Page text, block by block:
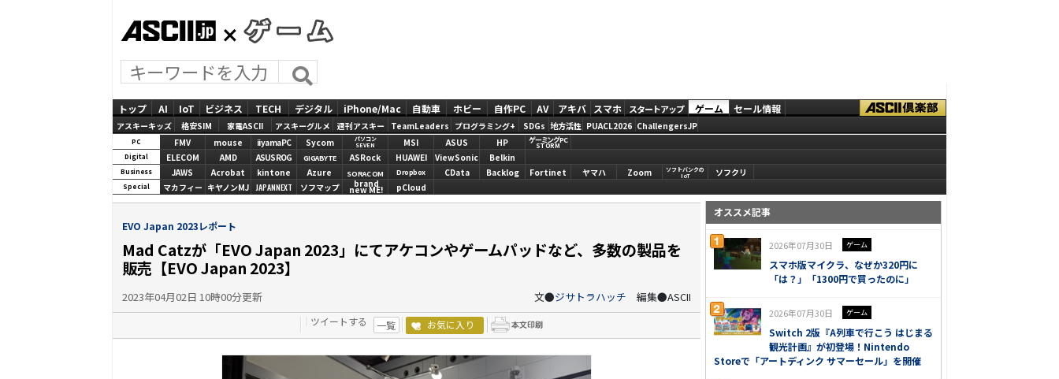
トップ AI IoT ビジネス TECH デジタル iPhone/Mac 自動車 ホビー 自作PC AV アキバ スマホ スタートアップ ゲーム セール情報
アスキーキッズ 格安SIM 家電ASCII アスキーグルメ 週刊アスキー TeamLeaders プログラミング+ SDGs 地方活性 PUACL2026 ChallengersJP
PC FMV mouse iiyamaPC Sycom
パソコン
SEVEN
MSI ASUS HP ゲーミングPC
STORM
Digital ELECOM AMD ASUS ROG GIGABYTE ASRock HUAWEI ViewSonic Belkin
Business JAWS Acrobat kintone Azure SORACOM Dropbox CData Backlog Fortinet ヤマハ Zoom
ソフトバンクの
IoT
ソフクリ
Special マカフィー キヤノンMJ JAPANNEXT ソフマップ brand
new ME! pCloud
EVO Japan 2023レポート
Mad Catzが「EVO Japan 2023」にてアケコンやゲームパッドなど、多数の製品を
販売【EVO Japan 2023】
2023年04月02日 10時00分更新 文●ジサトラハッチ 編集●ASCII
ツイートする 一覧 お気に入り
オススメ記事
2026年07月30日 ゲーム
スマホ版マイクラ、なぜか320円に
「は？」「1300円で買ったのに」
2026年07月30日 ゲーム
Switch 2版『A列車で行こう はじまる
観光計画』が初登場！Nintendo
Storeで「アートディンク サマーセール」を開催